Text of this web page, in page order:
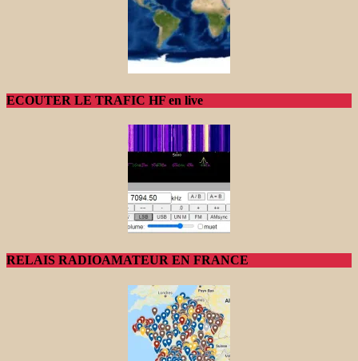
ECOUTER LE TRAFIC HF en live
RELAIS RADIOAMATEUR EN FRANCE